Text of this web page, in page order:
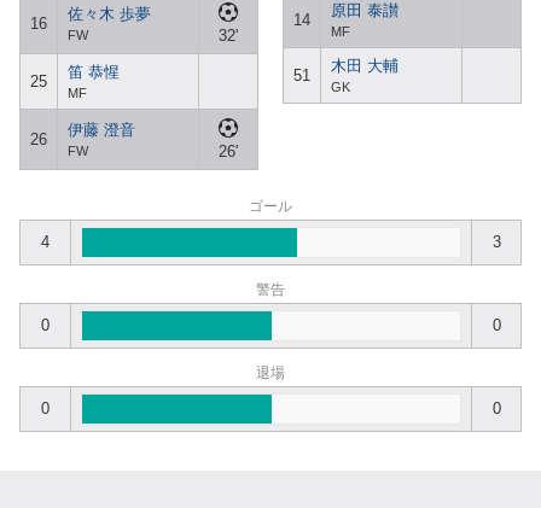
16
佐々木 歩夢
FW 32'
25
笛 恭惺
MF
26
伊藤 澄音
FW 26'
14
原田 泰讃
MF
51
木田 大輔
GK
ゴール
4 3
警告
0 0
退場
0 0